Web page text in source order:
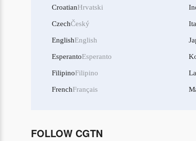
CroatianHrvatski
CzechČeský
EnglishEnglish
EsperantoEsperanto
FilipinoFilipino
FrenchFrançais
FOLLOW CGTN